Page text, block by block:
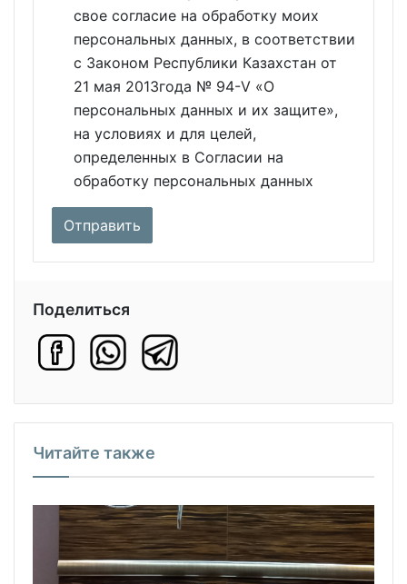
свое согласие на обработку моих
персональных данных, в соответствии
с Законом Республики Казахстан от
21 мая 2013года № 94-V «О
персональных данных и их защите»,
на условиях и для целей,
определенных в Согласии на
обработку персональных данных
Поделиться
Читайте также